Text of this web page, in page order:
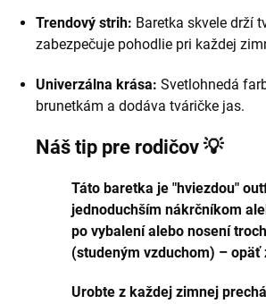
Trendový strih: Baretka skvele drží
zabezpečuje pohodlie pri každej
Univerzálna krása: Svetlohnedá
brunetkám a dodáva tváričke jas.
Náš tip pre rodičov 💡
Táto baretka je "hviezdou"
jednoduchším nákrčníkom
po vybalení alebo nosení
(studeným vzduchom) –
Urobte z každej zimnej